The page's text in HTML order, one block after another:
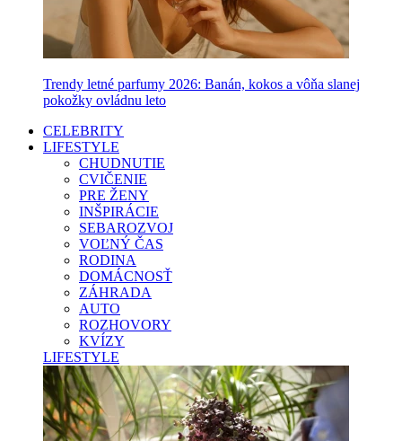
Trendy letné parfumy 2026: Banán, kokos a vôňa slanej
pokožky ovládnu leto
CELEBRITY
LIFESTYLE
CHUDNUTIE
CVIČENIE
PRE ŽENY
INŠPIRÁCIE
SEBAROZVOJ
VOĽNÝ ČAS
RODINA
DOMÁCNOSŤ
ZÁHRADA
AUTO
ROZHOVORY
KVÍZY
LIFESTYLE